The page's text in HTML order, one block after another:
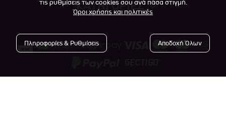
Πολιτική επιστροφών
Επικοινωνία
Blog
Όροι Χρήσης
Πολιτική Απορρήτου
ΚΑΤΗΓΟΡΙΕΣ
τις ρυθμίσεις των cookies σου ανά πάσα στιγμή.
Όροι χρήσης και πολιτικές
Πληροφορίες & Ρυθμίσεις Αποδοχή Όλων